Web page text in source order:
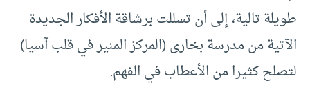
طويلة تالية، إلى أن تسللت برشاقة الأفكار الجديدة
الآتية من مدرسة بخارى (المركز المنير في قلب آسيا)
لتصلح كثيرا من الأعطاب في الفهم.